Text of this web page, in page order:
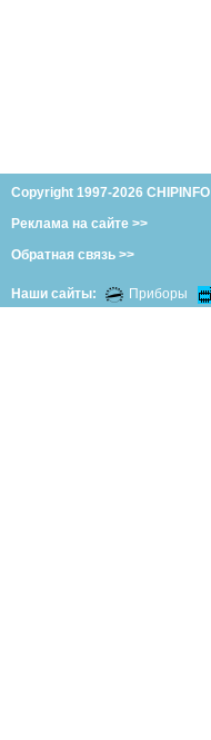
Copyright 1997-2026 CHIPINFO
Реклама на сайте >>
Обратная связь >>
Наши сайты: Приборы